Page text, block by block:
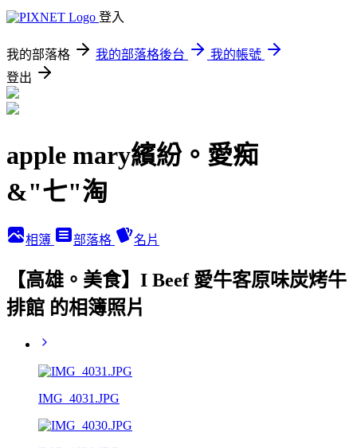
登入
我的部落格 我的部落格後台
我的帳號
登出
apple mary繽紛。愛痴
&"七"淘
相簿 部落格 名片
【高雄。美食】I Beef 愛牛客原味炭烤牛
排館 的相簿照片
IMG_4031.JPG